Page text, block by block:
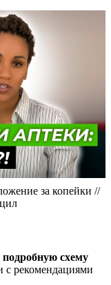
за копейки //
схему
с рекомендациями